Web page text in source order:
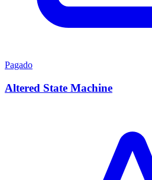
Pagado
Altered State Machine